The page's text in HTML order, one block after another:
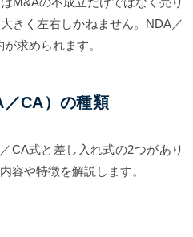
きく左右しかねません。NDA／
求められます。
CA）の種類
CA式と差し入れ式の2つがあり
容や特徴を解説します。